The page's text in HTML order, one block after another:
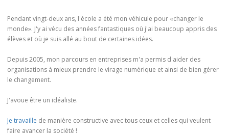
Pendant vingt-deux ans, l'école a été mon véhicule pour «changer le
monde». J'y ai vécu des années fantastiques où j'ai beaucoup appris des
élèves et où je suis allé au bout de certaines idées.
Depuis 2005, mon parcours en entreprises m'a permis d'aider des
organisations à mieux prendre le virage numérique et ainsi de bien gérer
le changement.
J'avoue être un idéaliste.
Je travaille de manière constructive avec tous ceux et celles qui veulent
faire avancer la société !